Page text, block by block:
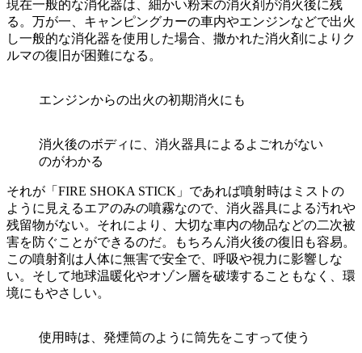
現在一般的な消化器は、細かい粉末の消火剤が消火後に残
る。万が一、キャンピングカーの車内やエンジンなどで出火
し一般的な消化器を使用した場合、撒かれた消火剤によりク
ルマの復旧が困難になる。
エンジンからの出火の初期消火にも
消火後のボディに、消火器具によるよごれがない
のがわかる
それが「FIRE SHOKA STICK」であれば噴射時はミストの
ように見えるエアのみの噴霧なので、消火器具による汚れや
残留物がない。それにより、大切な車内の物品などの二次被
害を防ぐことができるのだ。もちろん消火後の復旧も容易。
この噴射剤は人体に無害で安全で、呼吸や視力に影響しな
い。そして地球温暖化やオゾン層を破壊することもなく、環
境にもやさしい。
使用時は、発煙筒のように筒先をこすって使う